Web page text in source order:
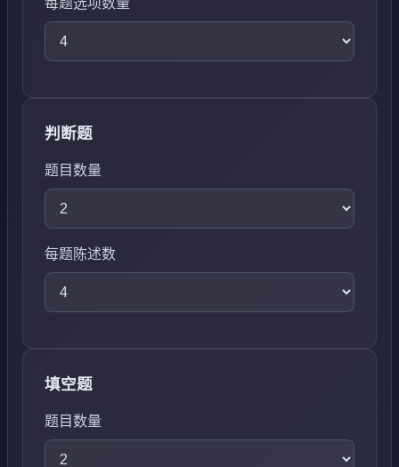
判断题
题目数量
每题陈述数
填空题
题目数量